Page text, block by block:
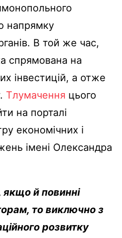
напрямку
В той же час,
спрямована на
інвестицій, а отже
Тлумачення цього
на порталі
економічних і
імені Олександра
якщо й повинні
то виключно з
розвитку